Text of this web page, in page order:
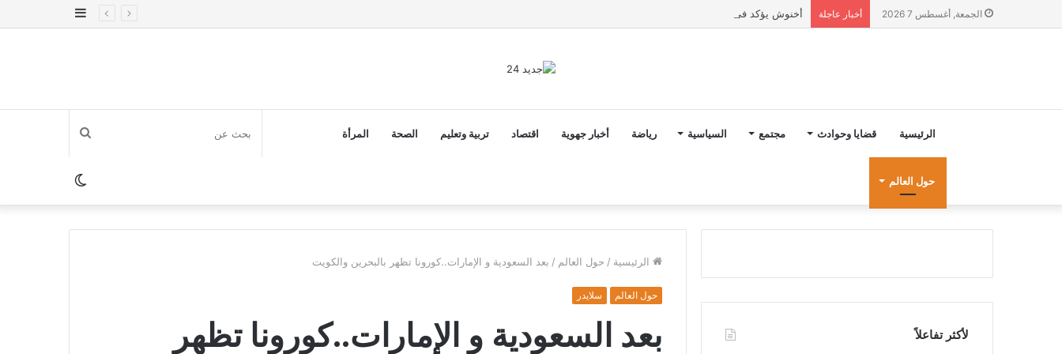
الجمعة, أغسطس 7 2026 أخبار عاجلة أخنوش يؤكد في المذكرة التوجيهية حول ميزانية 2027 أن ثوابت العدالة الاجتماعية والمجالية خيار استراتيجي للبلاد
إضافة
الرئيسية قضايا وحوادث مجتمع السياسية رياضة أخبار جهوية اقتصاد تربية وتعليم الصحة المرأة
حول العالم
بحث
عنالوضع
المظلم
الرئيسية / حول العالم / بعد السعودية و الإمارات..كورونا تظهر بالبحرين والكويت
حول العالم سلايدر
بعد السعودية و الإمارات..كورونا تظهر
لأكثر تفاعلاً